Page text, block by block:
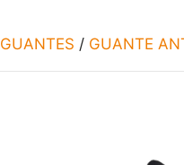
GUANTES / GUANTE